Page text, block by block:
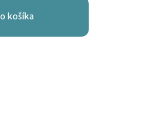
košíka